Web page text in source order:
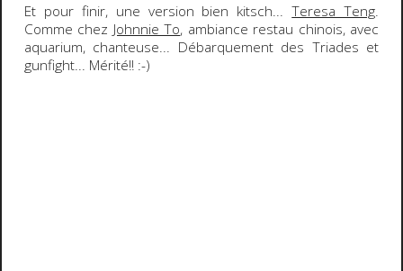
Et pour finir, une version bien kitsch...Teresa Teng.
Comme chez Johnnie To, ambiance restau chinois, avec
aquarium, chanteuse... Débarquement des Triades et
gunfight... Mérité!! :-)